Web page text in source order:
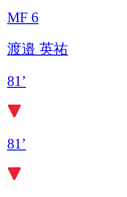
MF 6
渡邉 英祐
81’
81’